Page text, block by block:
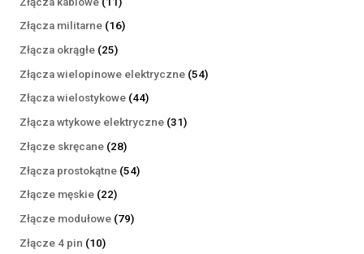
produktów
Złącza militarne 1616
Złącza okrągłe 2525
produktów
Złącza wielopinowe elektryczne 5454
Złącza wielostykowe 4444
produkty
Złącza wtykowe elektryczne 3131
Złącze skręcane 2828
produktów
Złącza prostokątne 5454
Złącze męskie 2222
produkty
Złącze modułowe 7979
Złącze 4 pin 1010